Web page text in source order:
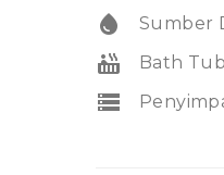
water_drop Sumber
hot_tub Bath Tub
storage